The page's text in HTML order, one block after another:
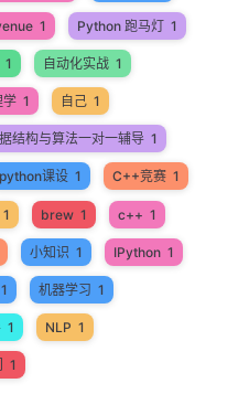
1 Python 跑马灯 1
1 自动化实战 1
学 1 自己 1
结构与算法一对一辅导 1
python课设 1 C++竞赛 1
1 brew 1 c++ 1
小知识 1 IPython 1
1 机器学习 1
1 NLP 1
1